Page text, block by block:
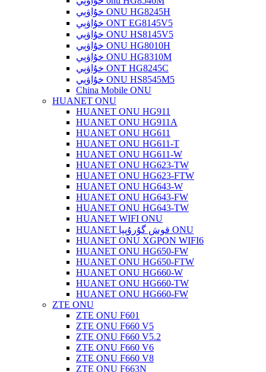
خۇاۋېي ONU HG8245H
خۇاۋېي ONT EG8145V5
خۇاۋېي ONU HS8145V5
خۇاۋېي ONU HG8010H
خۇاۋېي ONU HG8310M
خۇاۋېي ONT HG8245C
خۇاۋېي ONU HS8545M5
China Mobile ONU
HUANET ONU
HUANET ONU HG911
HUANET ONU HG911A
HUANET ONU HG611
HUANET ONU HG611-T
HUANET ONU HG611-W
HUANET ONU HG623-TW
HUANET ONU HG623-FTW
HUANET ONU HG643-W
HUANET ONU HG643-FW
HUANET ONU HG643-TW
HUANET WIFI ONU
HUANET قوش گۇرۇپپا ONU
HUANET ONU XGPON WIFI6
HUANET ONU HG650-FW
HUANET ONU HG650-FTW
HUANET ONU HG660-W
HUANET ONU HG660-TW
HUANET ONU HG660-FW
ZTE ONU
ZTE ONU F601
ZTE ONU F660 V5
ZTE ONU F660 V5.2
ZTE ONU F660 V6
ZTE ONU F660 V8
ZTE ONU F663N